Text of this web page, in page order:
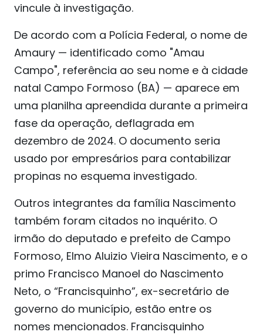
vincule à investigação.
De acordo com a Polícia Federal, o nome de
Amaury — identificado como "Amau
Campo", referência ao seu nome e à cidade
natal Campo Formoso (BA) — aparece em
uma planilha apreendida durante a primeira
fase da operação, deflagrada em
dezembro de 2024. O documento seria
usado por empresários para contabilizar
propinas no esquema investigado.
Outros integrantes da família Nascimento
também foram citados no inquérito. O
irmão do deputado e prefeito de Campo
Formoso, Elmo Aluizio Vieira Nascimento, e o
primo Francisco Manoel do Nascimento
Neto, o “Francisquinho”, ex-secretário de
governo do município, estão entre os
nomes mencionados. Francisquinho